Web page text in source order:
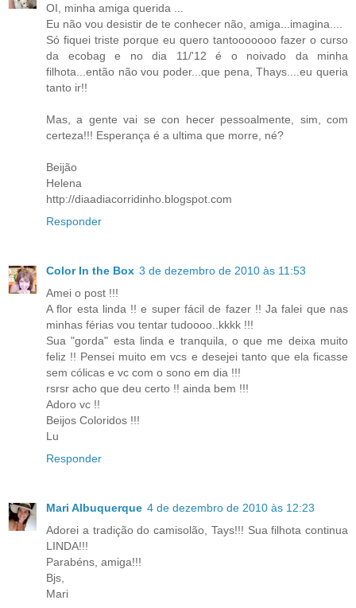
OI, minha amiga querida ...
Eu não vou desistir de te conhecer não, amiga...imagina....
Só fiquei triste porque eu quero tantooooooo fazer o curso
da ecobag e no dia 11/'12 é o noivado da minha
filhota...então não vou poder...que pena, Thays....eu queria
tanto ir!!
Mas, a gente vai se con hecer pessoalmente, sim, com
certeza!!! Esperança é a ultima que morre, né?
Beijão
Helena
http://diaadiacorridinho.blogspot.com
Responder
Color In the Box 3 de dezembro de 2010 às 11:53
Amei o post !!!
A flor esta linda !! e super fácil de fazer !! Ja falei que nas
minhas férias vou tentar tudoooo..kkkk !!!
Sua "gorda" esta linda e tranquila, o que me deixa muito
feliz !! Pensei muito em vcs e desejei tanto que ela ficasse
sem cólicas e vc com o sono em dia !!!
rsrsr acho que deu certo !! ainda bem !!!
Adoro vc !!
Beijos Coloridos !!!
Lu
Responder
Mari Albuquerque 4 de dezembro de 2010 às 12:23
Adorei a tradição do camisolão, Tays!!! Sua filhota continua
LINDA!!!
Parabéns, amiga!!!
Bjs,
Mari